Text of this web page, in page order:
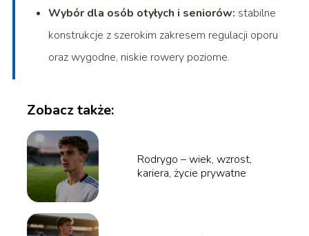
Wybór dla osób otyłych i seniorów: stabilne
konstrukcje z szerokim zakresem regulacji oporu
oraz wygodne, niskie rowery poziome.
Zobacz także:
Rodrygo – wiek, wzrost,
kariera, życie prywatne